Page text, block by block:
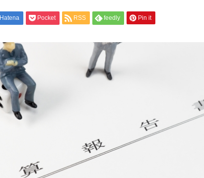
Hatena Pocket RSS feedly Pin it